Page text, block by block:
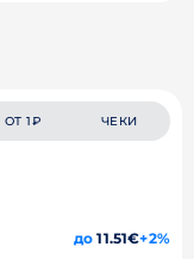
ОТ 1₽ ЧЕКИ
до 11.51€+2%